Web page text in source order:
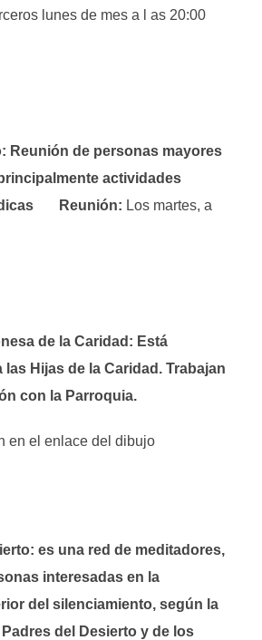
lunes de mes a l as 20:00
Reunión de personas mayores
actividades
Reunión: Los martes, a
de la Caridad: Está
las Hijas de la Caridad. Trabajan
con la Parroquia.
en el enlace del dibujo
es una red de meditadores,
interesadas en la
del silenciamiento, según la
del Desierto y de los